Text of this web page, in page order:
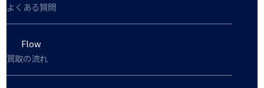
よくある質問
Flow
買取の流れ